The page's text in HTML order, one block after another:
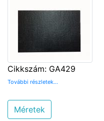
Cikkszám: GA429
További részletek...
Méretek